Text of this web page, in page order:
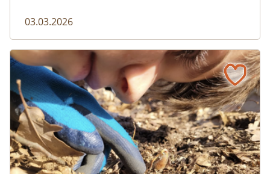
03.03.2026
Allianz im Weinviertel: Kinder, Eicheln und ein bunter